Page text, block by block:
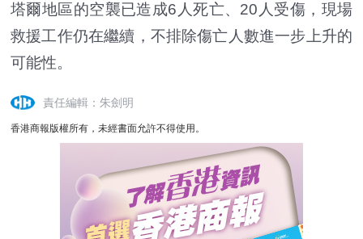
塔爾地區的空襲已造成6人死亡、20人受傷，現場
救援工作仍在繼續，不排除傷亡人數進一步上升的
可能性。
責任編輯：朱劍明
香港商報版權所有，未經書面允許不得使用。